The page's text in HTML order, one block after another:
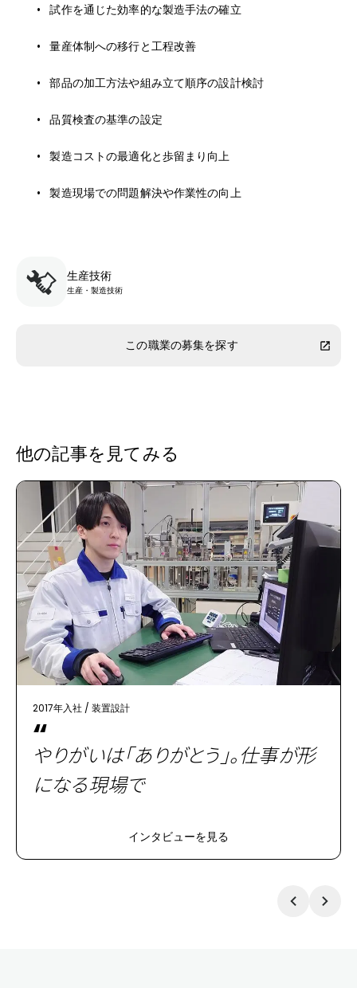
試作を通じた効率的な製造手法の確立
量産体制への移行と工程改善
部品の加工方法や組み立て順序の設計検討
品質検査の基準の設定
製造コストの最適化と歩留まり向上
製造現場での問題解決や作業性の向上
生産技術
生産・製造技術
この職業の募集を探す
他の記事を見てみる
2017年入社 / 装置設計
“
やりがいは「ありがとう」。仕事が形
になる現場で
インタビューを見る